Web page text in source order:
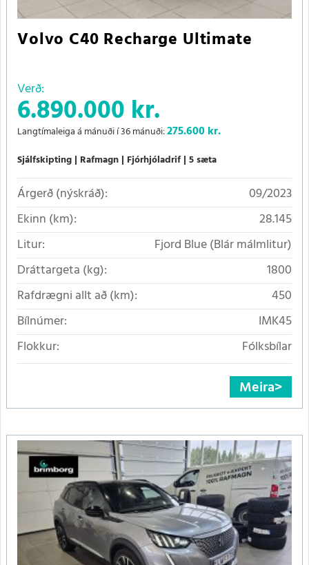
Volvo C40 Recharge Ultimate
Verð:
6.890.000 kr.
Langtímaleiga á mánuði í 36 mánuði:275.600kr.
Sjálfskipting Rafmagn Fjórhjóladrif 5 sæta
Árgerð (nýskráð):
09/2023
Ekinn (km):
28.145
Litur:
Fjord Blue (Blár málmlitur)
Dráttargeta (kg):
1800
Rafdrægni allt að (km):
450
Bílnúmer:
IMK45
Flokkur:
Fólksbílar
Meira